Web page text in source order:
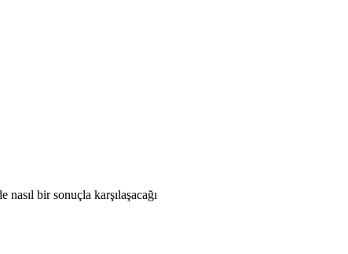
bir sonuçla karşılaşacağı